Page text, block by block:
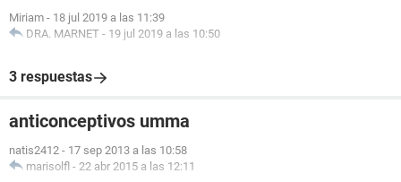
Miriam - 18 jul 2019 a las 11:39
DRA. MARNET - 19 jul 2019 a las 10:50
3 respuestas
anticonceptivos umma
natis2412 - 17 sep 2013 a las 10:58
marisolfl - 22 abr 2015 a las 12:11